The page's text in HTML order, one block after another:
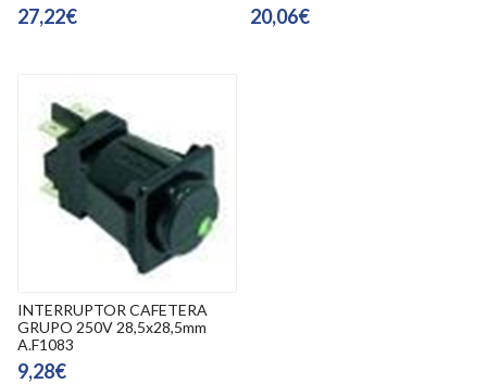
27,22€ 20,06€
INTERRUPTOR CAFETERA
GRUPO 250V 28,5x28,5mm
A.F1083
9,28€